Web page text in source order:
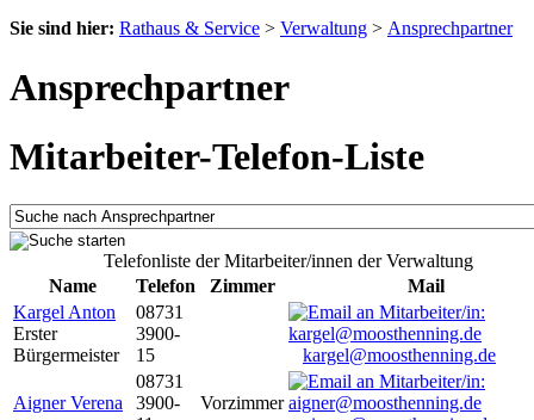
Sie sind hier: Rathaus & Service > Verwaltung > Ansprechpartner
Ansprechpartner
Mitarbeiter-Telefon-Liste
Telefonliste der Mitarbeiter/innen der Verwaltung
Name
Telefon Zimmer
Mail
Kargel Anton
Erster
Bürgermeister
08731
3900-
15
kargel@moosthenning.de
Aigner Verena
08731
3900-
Vorzimmer